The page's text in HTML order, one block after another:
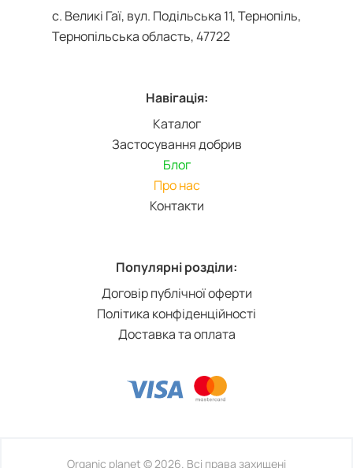
с. Великі Гаї, вул. Подільська 11, Тернопіль,
Тернопільська область, 47722
Навігація:
Каталог
Застосування добрив
Блог
Про нас
Контакти
Популярні розділи:
Договір публічної оферти
Політика конфіденційності
Доставка та оплата
Organic planet © 2026. Всі права захищені